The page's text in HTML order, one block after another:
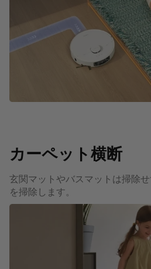
カーペット横断
玄関マットやバスマットは掃除
を掃除します。